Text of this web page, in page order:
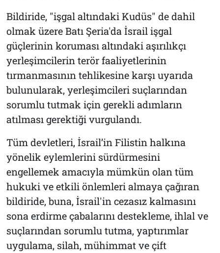
Bildiride, "işgal altındaki Kudüs" de dahil
olmak üzere Batı Şeria'da İsrail işgal
güçlerinin koruması altındaki aşırılıkçı
yerleşimcilerin terör faaliyetlerinin
tırmanmasının tehlikesine karşı uyarıda
bulunularak, yerleşimcileri suçlarından
sorumlu tutmak için gerekli adımların
atılması gerektiği vurgulandı.
Tüm devletleri, İsrail’in Filistin halkına
yönelik eylemlerini sürdürmesini
engellemek amacıyla mümkün olan tüm
hukuki ve etkili önlemleri almaya çağıran
bildiride, buna, İsrail'in cezasız kalmasını
sona erdirme çabalarını destekleme, ihlal ve
suçlarından sorumlu tutma, yaptırımlar
uygulama, silah, mühimmat ve çift